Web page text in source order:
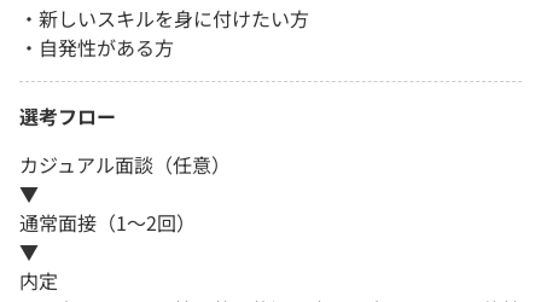
・新しいスキルを身に付けたい方
・自発性がある方
選考フロー
カジュアル面談（任意）
▼
通常面接（1～2回）
▼
内定